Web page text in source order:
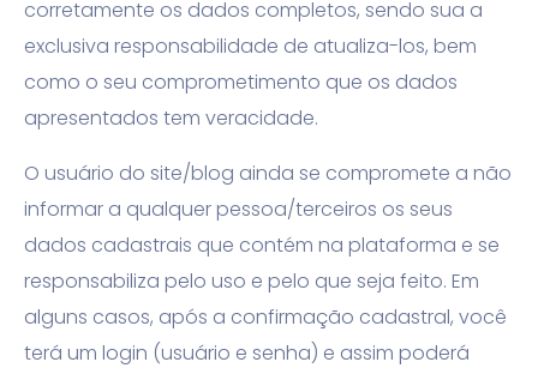
corretamente os dados completos, sendo sua a
exclusiva responsabilidade de atualiza-los, bem
como o seu comprometimento que os dados
apresentados tem veracidade.
O usuário do site/blog ainda se compromete a não
informar a qualquer pessoa/terceiros os seus
dados cadastrais que contém na plataforma e se
responsabiliza pelo uso e pelo que seja feito. Em
alguns casos, após a confirmação cadastral, você
terá um login (usuário e senha) e assim poderá